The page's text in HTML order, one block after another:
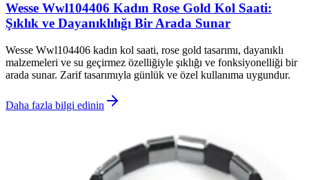
Wesse Wwl104406 Kadın Rose Gold Kol Saati:
Şıklık ve Dayanıklılığı Bir Arada Sunar
Wesse Wwl104406 kadın kol saati, rose gold tasarımı, dayanıklı
malzemeleri ve su geçirmez özelliğiyle şıklığı ve fonksiyonelliği bir
arada sunar. Zarif tasarımıyla günlük ve özel kullanıma uygundur.
Daha fazla bilgi edinin